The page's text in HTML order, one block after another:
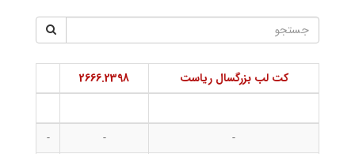
کت لب بزرگسال رياست 2666.2398
-
-
-